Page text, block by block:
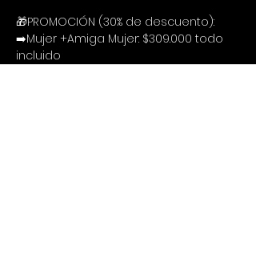
🎁PROMOCIÓN (30% de descuento):
➡️Mujer +Amiga Mujer: $309.000 todo
incluido